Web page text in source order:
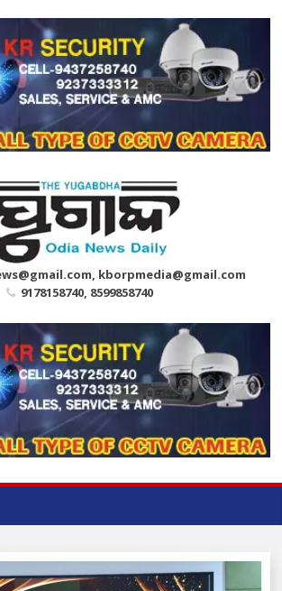
kborpmedia@gmail.com
9178158740, 8599858740